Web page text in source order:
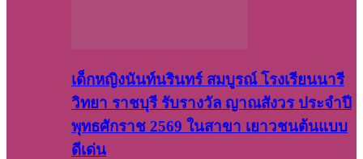
เด็กหญิงนันท์นรินทร์ สมบูรณ์ โรงเรียนนารี
วิทยา ราชบุรี รับรางวัล ญาณสังวร ประจำปี
พุทธศักราช 2569 ในสาขา เยาวชนต้นแบบ
ดีเด่น